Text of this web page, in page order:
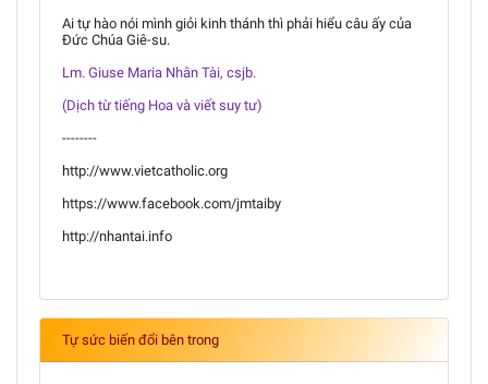
Ai tự hào nói mình giỏi kinh thánh thì phải hiểu câu ấy của
Đức Chúa Giê-su.
Lm. Giuse Maria Nhân Tài, csjb.
(Dịch từ tiếng Hoa và viết suy tư)
--------
http://www.vietcatholic.org
https://www.facebook.com/jmtaiby
http://nhantai.info
Tự sức biến đổi bên trong